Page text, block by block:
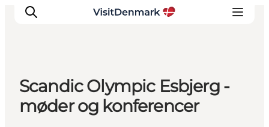
Inspiration
Destinationer
Scandic Olympic Esbjerg -
møder og konferencer